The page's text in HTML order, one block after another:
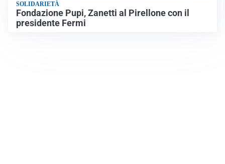
SOLIDARIETÀ
Fondazione Pupi, Zanetti al Pirellone con il
presidente Fermi